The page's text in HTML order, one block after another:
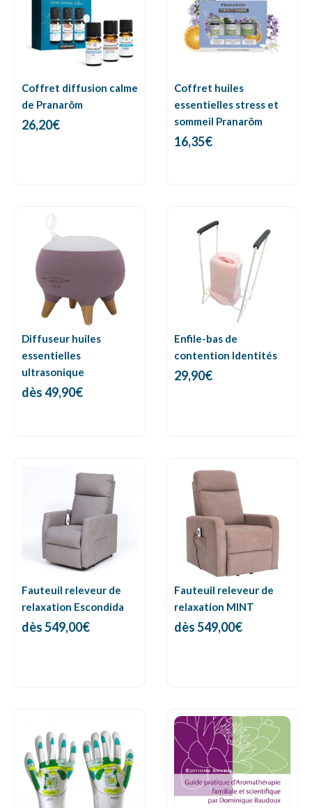
Coffret diffusion calme
de Pranarôm
26,20€
Coffret huiles
essentielles stress et
sommeil Pranarôm
16,35€
Diffuseur huiles
essentielles
ultrasonique
dès49,90€
Enfile-bas de
contention Identités
29,90€
Fauteuil releveur de
relaxation Escondida
dès549,00€
Fauteuil releveur de
relaxation MINT
dès549,00€